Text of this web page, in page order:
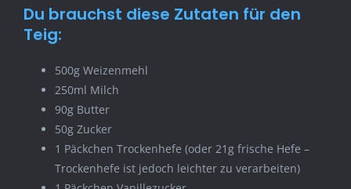
Du brauchst diese Zutaten für den
Teig:
500g Weizenmehl
250ml Milch
90g Butter
50g Zucker
1 Päckchen Trockenhefe (oder 21g frische Hefe –
Trockenhefe ist jedoch leichter zu verarbeiten)